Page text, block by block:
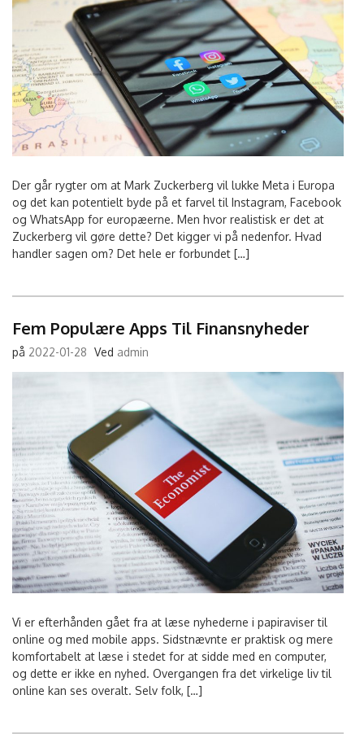
Der går rygter om at Mark Zuckerberg vil lukke Meta i Europa
og det kan potentielt byde på et farvel til Instagram, Facebook
og WhatsApp for europæerne. Men hvor realistisk er det at
Zuckerberg vil gøre dette? Det kigger vi på nedenfor. Hvad
handler sagen om? Det hele er forbundet […]
Fem Populære Apps Til Finansnyheder
på 2022-01-28 Ved admin
Vi er efterhånden gået fra at læse nyhederne i papiraviser til
online og med mobile apps. Sidstnævnte er praktisk og mere
komfortabelt at læse i stedet for at sidde med en computer,
og dette er ikke en nyhed. Overgangen fra det virkelige liv til
online kan ses overalt. Selv folk, […]